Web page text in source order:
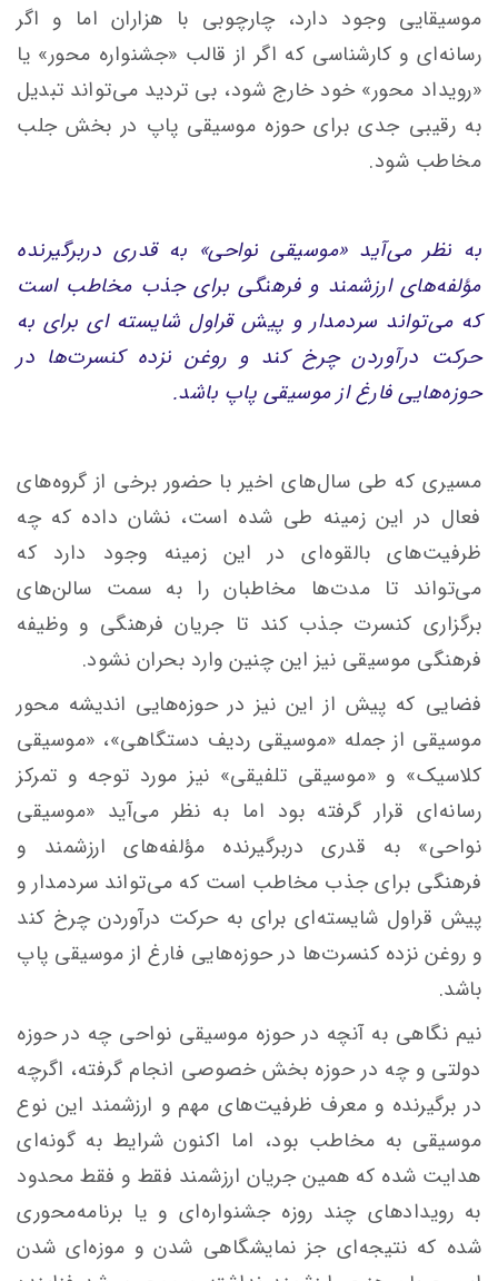
موسیقایی وجود دارد، چارچوبی با هزاران اما و اگر
رسانه‌ای و کارشناسی که اگر از قالب «جشنواره محور» یا
«رویداد محور» خود خارج شود، بی تردید می‌تواند تبدیل
به رقیبی جدی برای حوزه موسیقی پاپ در بخش جلب
مخاطب شود.
به نظر می‌آید «موسیقی نواحی» به قدری دربرگیرنده
مؤلفه‌های ارزشمند و فرهنگی برای جذب مخاطب است
که می‌تواند سردمدار و پیش قراول شایسته ای برای به
حرکت درآوردن چرخ کند و روغن نزده کنسرت‌ها در
حوزه‌هایی فارغ از موسیقی پاپ باشد.
مسیری که طی سال‌های اخیر با حضور برخی از گروه‌های
فعال در این زمینه طی شده است، نشان داده که چه
ظرفیت‌های بالقوه‌ای در این زمینه وجود دارد که
می‌تواند تا مدت‌ها مخاطبان را به سمت سالن‌های
برگزاری کنسرت جذب کند تا جریان فرهنگی و وظیفه
فرهنگی موسیقی نیز این چنین وارد بحران نشود.
فضایی که پیش از این نیز در حوزه‌هایی اندیشه محور
موسیقی از جمله «موسیقی ردیف دستگاهی»، «موسیقی
کلاسیک» و «موسیقی تلفیقی» نیز مورد توجه و تمرکز
رسانه‌ای قرار گرفته بود اما به نظر می‌آید «موسیقی
نواحی» به قدری دربرگیرنده مؤلفه‌های ارزشمند و
فرهنگی برای جذب مخاطب است که می‌تواند سردمدار و
پیش قراول شایسته‌ای برای به حرکت درآوردن چرخ کند
و روغن نزده کنسرت‌ها در حوزه‌هایی فارغ از موسیقی پاپ
باشد.
نیم نگاهی به آنچه در حوزه موسیقی نواحی چه در حوزه
دولتی و چه در حوزه بخش خصوصی انجام گرفته، اگرچه
در برگیرنده و معرف ظرفیت‌های مهم و ارزشمند این نوع
موسیقی به مخاطب بود، اما اکنون شرایط به گونه‌ای
هدایت شده که همین جریان ارزشمند فقط و فقط محدود
به رویدادهای چند روزه جشنواره‌ای و یا برنامه‌محوری
شده که نتیجه‌ای جز نمایشگاهی شدن و موزه‌ای شدن